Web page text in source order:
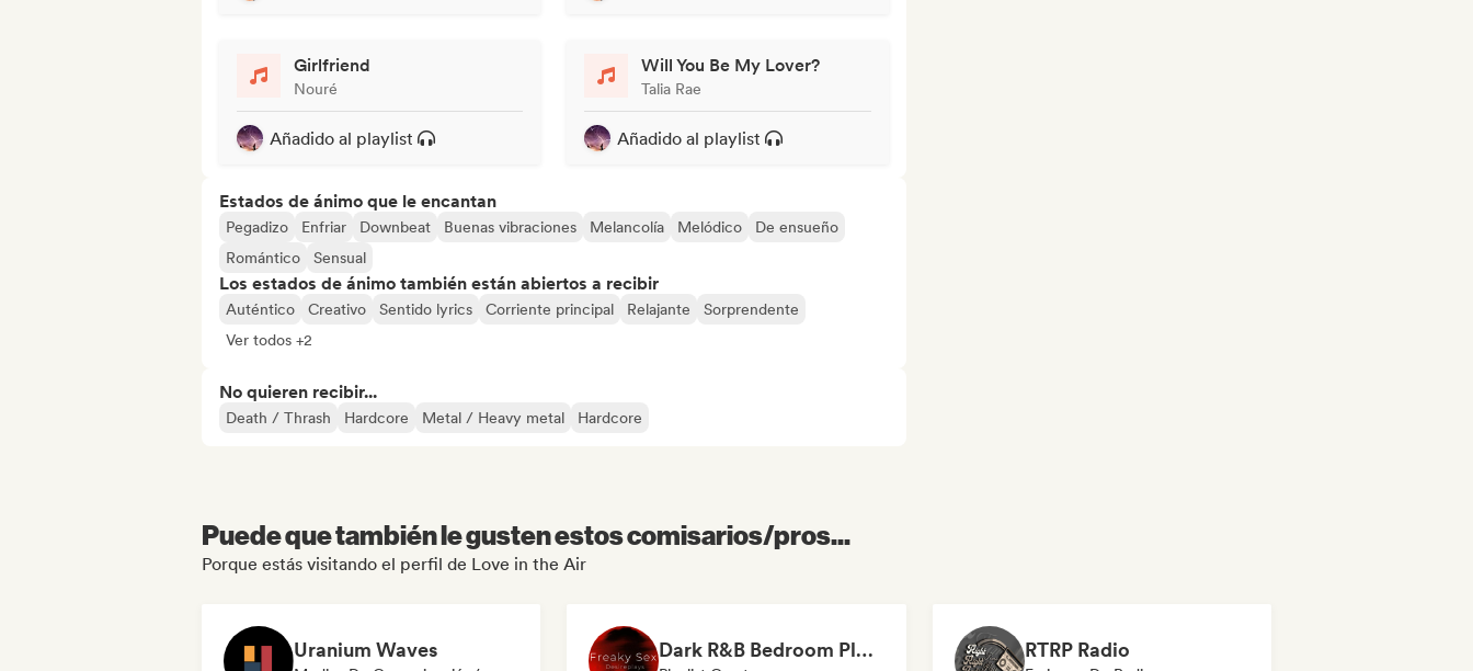
Girlfriend
Nouré
Añadido al playlist
Will You Be My Lover?
Talia Rae
Añadido al playlist
Estados de ánimo que le encantan
Pegadizo Enfriar Downbeat Buenas vibraciones Melancolía Melódico
De ensueño
Romántico
Sensual
Los estados de ánimo también están abiertos a recibir
Auténtico Creativo Sentido lyrics Corriente principal Relajante
Sorprendente
Ver todos +2
No quieren recibir...
Death / Thrash Hardcore Metal / Heavy metal Hardcore
Puede que también le gusten estos comisarios/pros...
Porque estás visitando el perfil de Love in the Air
Uranium Waves Dark R&B Bedroom Playlist | Late Night Sex Songs RTRP Radio